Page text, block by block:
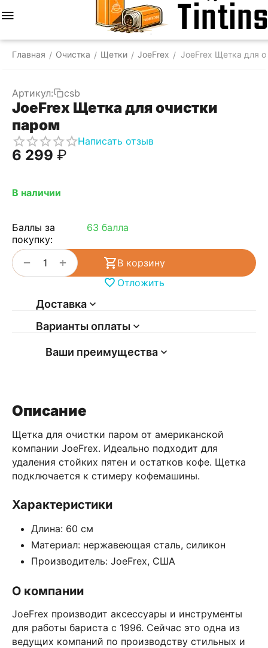
Главная / Очистка / Щетки / JoeFrex / JoeFrex Щетка для
Артикул: csb
JoeFrex Щетка для очистки
паром
Написать отзыв
6 299 ₽
В наличии
Баллы за
покупку:
63 балла
+
−
В корзину
Отложить
Доставка
Варианты оплаты
Ваши преимущества
Описание
Щетка для очистки паром от американской
компании JoeFrex. Идеально подходит для
удаления стойких пятен и остатков кофе. Щетка
подключается к стимеру кофемашины.
Характеристики
Длина: 60 см
Материал: нержавеющая сталь, силикон
Производитель: JoeFrex, США
О компании
JoeFrex производит аксессуары и инcтрументы
для работы бариста с 1996. Сейчас это одна из
ведущих компаний по производству стильных и
Корзина Отложенные
товары
Аккаунт